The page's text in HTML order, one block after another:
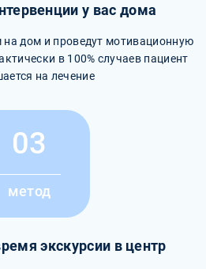
у вас дома
на дом и проведут мотивационную
в 100% случаев пациент
на лечение
03
метод
экскурсии в центр